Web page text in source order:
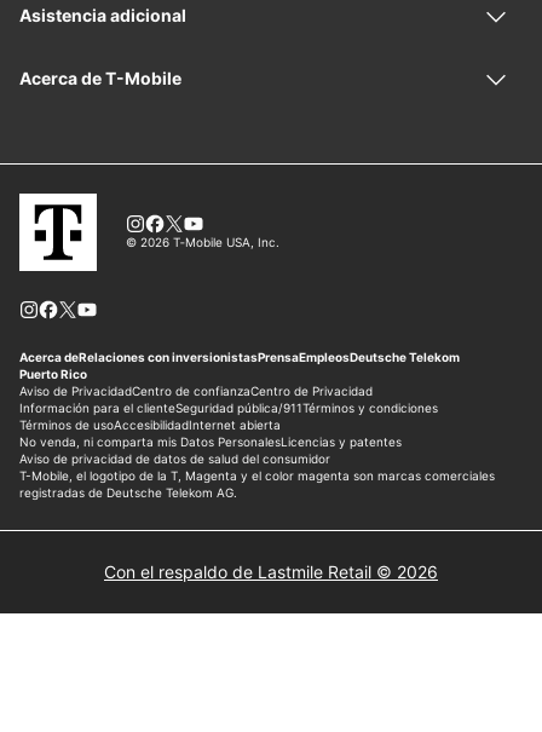
Con el respaldo de Lastmile Retail © 2026